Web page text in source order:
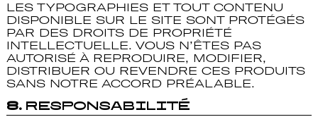
LES TYPOGRAPHIES ET TOUT CONTENU
DISPONIBLE SUR LE SITE SONT PROTÉGÉS
PAR DES DROITS DE PROPRIÉTÉ
INTELLECTUELLE. VOUS N’ÊTES PAS
AUTORISÉ À REPRODUIRE, MODIFIER,
DISTRIBUER OU REVENDRE CES PRODUITS
SANS NOTRE ACCORD PRÉALABLE.
8. Responsabilité